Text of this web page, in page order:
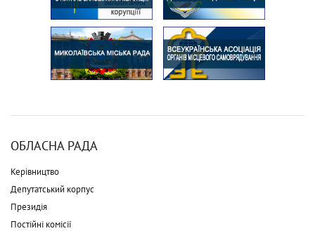
ОБЛАСНА РАДА
Керівництво
Депутатський корпус
Президія
Постійні комісії